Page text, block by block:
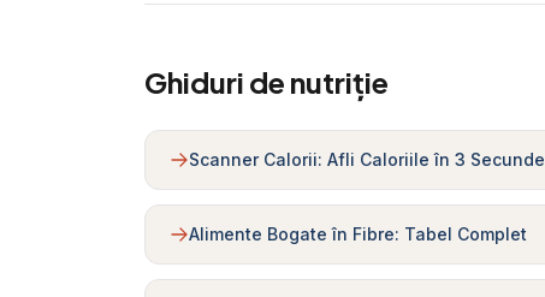
Ghiduri de nutriție
Scanner Calorii: Afli Caloriile în 3 Secunde
Alimente Bogate în Fibre: Tabel Complet